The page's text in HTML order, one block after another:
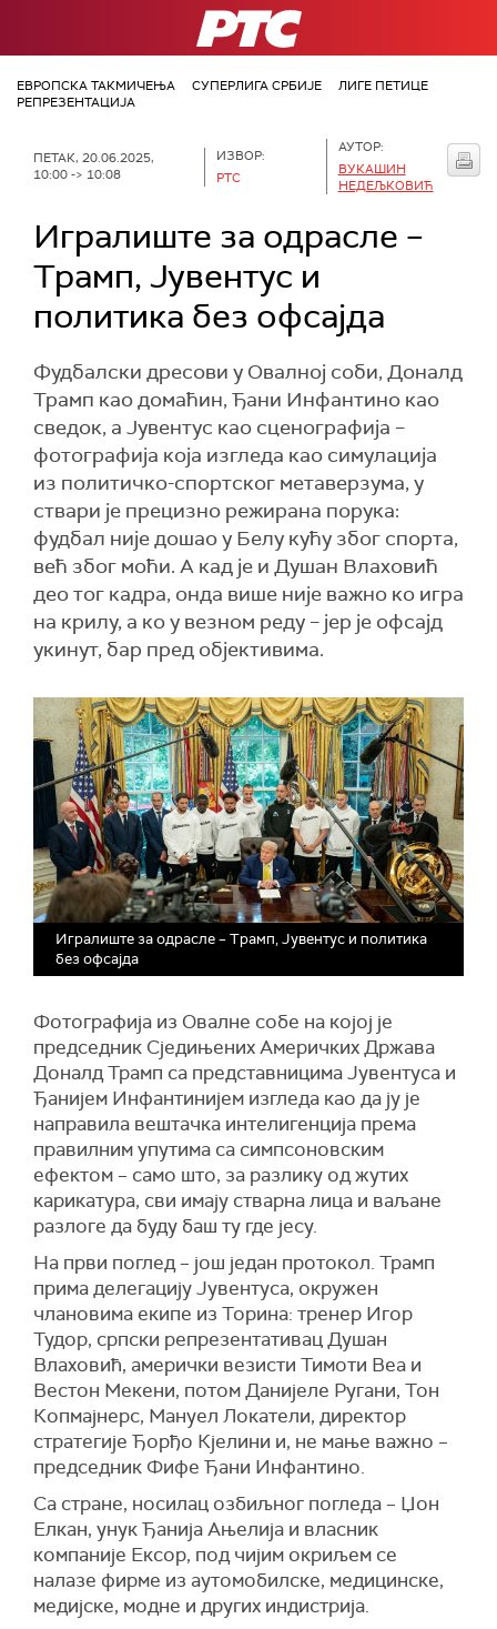
РТС
ЕВРОПСКА ТАКМИЧЕЊА СУПЕРЛИГА СРБИЈЕ
ЛИГЕ ПЕТИЦЕ
РЕПРЕЗЕНТАЦИЈА
ПЕТАК, 20.06.2025,
10:00 -> 10:08
ИЗВОР:
РТС
АУТОР:
ВУКАШИН
НЕДЕЉКОВИЋ
Игралиште за одрасле –
Трамп, Јувентус и
политика без офсајда
Фудбалски дресови у Овалној соби, Доналд
Трамп као домаћин, Ђани Инфантино као
сведок, а Јувентус као сценографија –
фотографија која изгледа као симулација
из политичко-спортског метаверзума, у
ствари је прецизно режирана порука:
фудбал није дошао у Белу кућу због спорта,
већ због моћи. А кад је и Душан Влаховић
део тог кадра, онда више није важно ко игра
на крилу, а ко у везном реду – јер је офсајд
укинут, бар пред објективима.
Игралиште за одрасле – Трамп, Јувентус и политика
без офсајда
Фотографија из Овалне собе на којој је
председник Сједињених Америчких Држава
Доналд Трамп са представницима Јувентуса и
Ђанијем Инфантинијем изгледа као да ју је
направила вештачка интелигенција према
правилним упутима са симпсоновским
ефектом – само што, за разлику од жутих
карикатура, сви имају стварна лица и ваљане
разлоге да буду баш ту где јесу.
На први поглед – још један протокол. Трамп
прима делегацију Јувентуса, окружен
члановима екипе из Торина: тренер Игор
Тудор, српски репрезентативац Душан
Влаховић, амерички везисти Тимоти Веа и
Вестон Мекени, потом Данијеле Ругани, Тон
Копмајнерс, Мануел Локатели, директор
стратегије Ђорђо Кјелини и, не мање важно –
председник Фифе Ђани Инфантино.
Са стране, носилац озбиљног погледа – Џон
Елкан, унук Ђанија Ањелија и власник
компаније Ексор, под чијим окриљем се
налазе фирме из аутомобилске, медицинске,
медијске, модне и других индистрија.